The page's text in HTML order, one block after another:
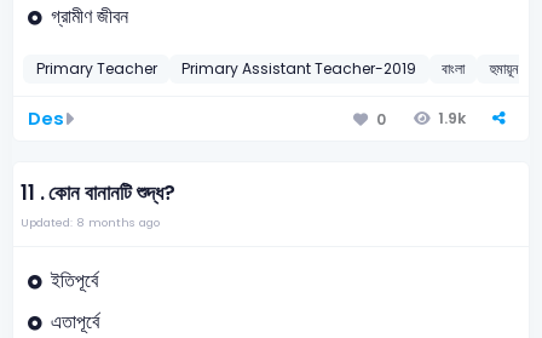
গ্রামীণ জীবন
Primary Teacher Primary Assistant Teacher-2019 বাংলা হুমায়ূন
Des 0 1.9k
11 .কোন বানানটি শুদ্ধ?
Updated: 8 months ago
ইতিপূর্বে
এতাপূর্বে